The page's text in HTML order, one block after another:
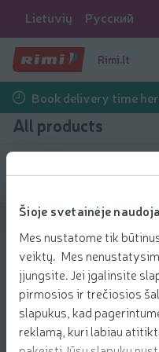
Šioje svetainėje
Mes nustatome tik
veiktų. Mes
įjungsite. Jei įgalinsite
pirmosios ir trečiosios
slapukus, kad
reklamą, kuri labiau
Lietuvių Русский
Rimi.lt
Book delivery time
All products
104
€
1,04 €/pcs.
Pietų
149
Add